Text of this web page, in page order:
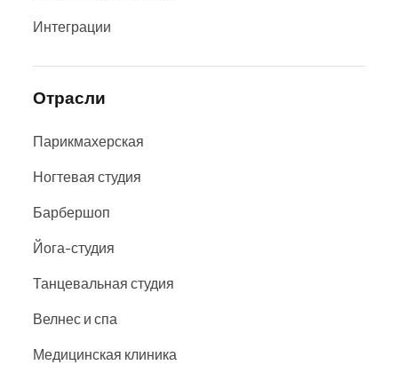
Интеграции
Отрасли
Парикмахерская
Ногтевая студия
Барбершоп
Йога-студия
Танцевальная студия
Велнес и спа
Медицинская клиника